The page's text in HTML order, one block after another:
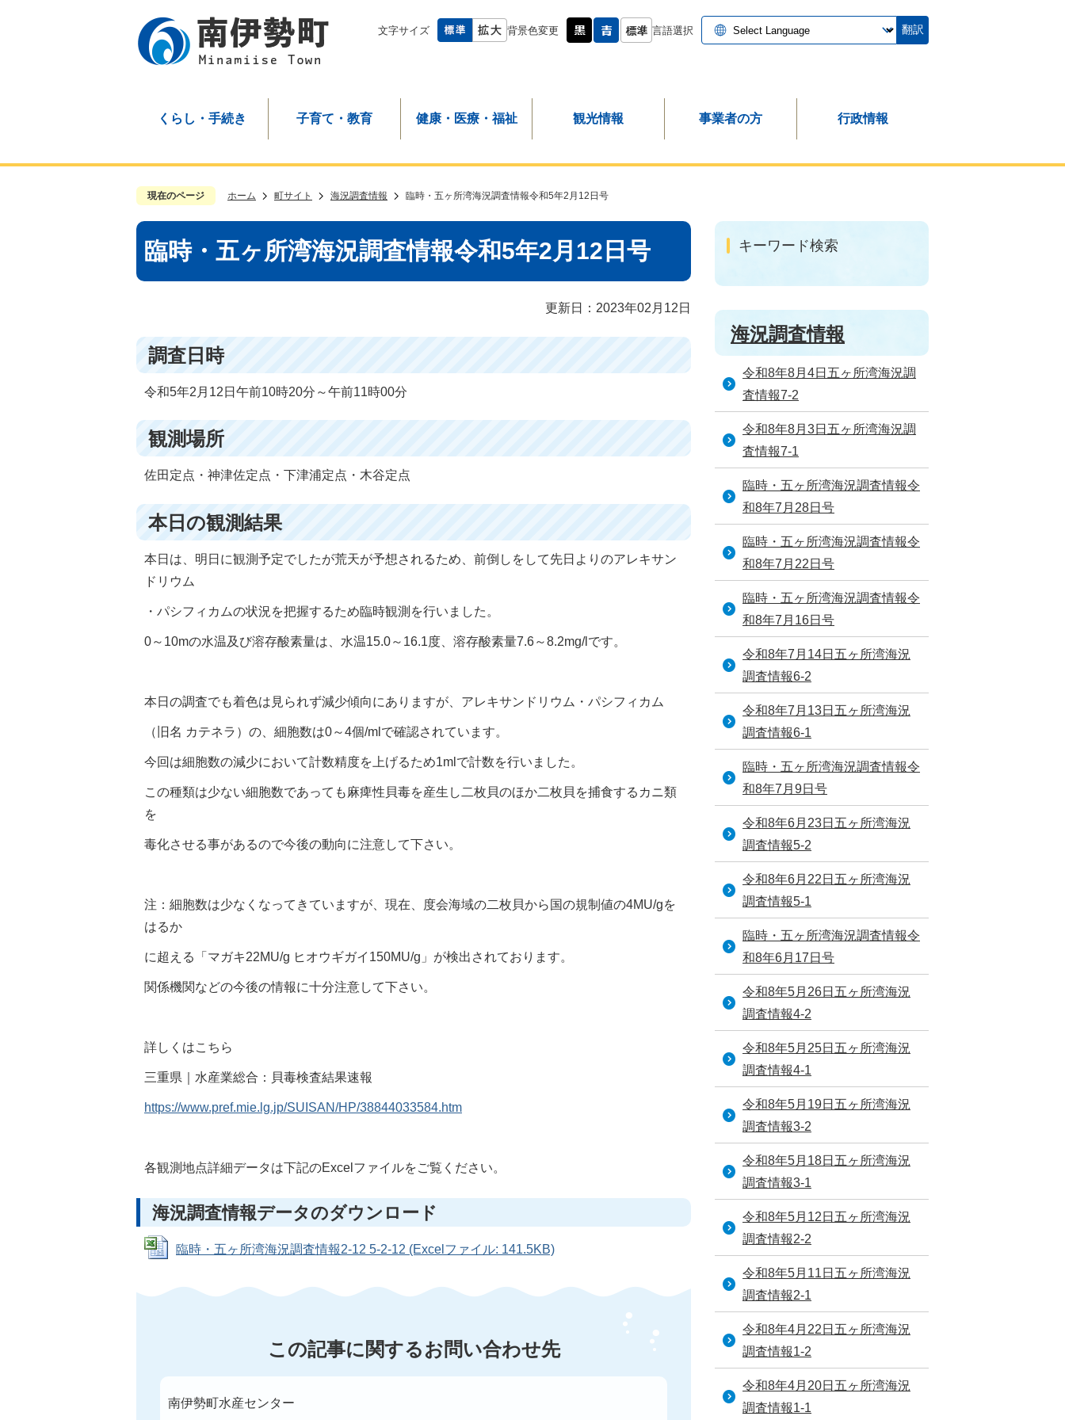
文字サイズ 背景色変更 言語選択 翻訳
くらし・手続き 子育て・教育 健康・医療・福祉 観光情報 事業者の方 行政情報
現在のページ ホーム 町サイト 海況調査情報 臨時・五ヶ所湾海況調査情報令和5年2月12日号
臨時・五ヶ所湾海況調査情報令和5年2月12日号
更新日：2023年02月12日
調査日時
令和5年2月12日午前10時20分～午前11時00分
観測場所
佐田定点・神津佐定点・下津浦定点・木谷定点
本日の観測結果
本日は、明日に観測予定でしたが荒天が予想されるため、前倒しをして先日よりのアレキサン
ドリウム
・パシフィカムの状況を把握するため臨時観測を行いました。
0～10mの水温及び溶存酸素量は、水温15.0～16.1度、溶存酸素量7.6～8.2mg/lです。
本日の調査でも着色は見られず減少傾向にありますが、アレキサンドリウム・パシフィカム
（旧名 カテネラ）の、細胞数は0～4個/mlで確認されています。
今回は細胞数の減少において計数精度を上げるため1mlで計数を行いました。
この種類は少ない細胞数であっても麻痺性貝毒を産生し二枚貝のほか二枚貝を捕食するカニ類
を
毒化させる事があるので今後の動向に注意して下さい。
注：細胞数は少なくなってきていますが、現在、度会海域の二枚貝から国の規制値の4MU/gを
はるか
に超える「マガキ22MU/g ヒオウギガイ150MU/g」が検出されております。
関係機関などの今後の情報に十分注意して下さい。
詳しくはこちら
三重県｜水産業総合：貝毒検査結果速報
https://www.pref.mie.lg.jp/SUISAN/HP/38844033584.htm
各観測地点詳細データは下記のExcelファイルをご覧ください。
海況調査情報データのダウンロード
臨時・五ヶ所湾海況調査情報2-12 5-2-12 (Excelファイル: 141.5KB)
この記事に関するお問い合わせ先
南伊勢町水産センター
キーワード検索
海況調査情報
令和8年8月4日五ヶ所湾海況調
査情報7-2
令和8年8月3日五ヶ所湾海況調
査情報7-1
臨時・五ヶ所湾海況調査情報令
和8年7月28日号
臨時・五ヶ所湾海況調査情報令
和8年7月22日号
臨時・五ヶ所湾海況調査情報令
和8年7月16日号
令和8年7月14日五ヶ所湾海況
調査情報6-2
令和8年7月13日五ヶ所湾海況
調査情報6-1
臨時・五ヶ所湾海況調査情報令
和8年7月9日号
令和8年6月23日五ヶ所湾海況
調査情報5-2
令和8年6月22日五ヶ所湾海況
調査情報5-1
臨時・五ヶ所湾海況調査情報令
和8年6月17日号
令和8年5月26日五ヶ所湾海況
調査情報4-2
令和8年5月25日五ヶ所湾海況
調査情報4-1
令和8年5月19日五ヶ所湾海況
調査情報3-2
令和8年5月18日五ヶ所湾海況
調査情報3-1
令和8年5月12日五ヶ所湾海況
調査情報2-2
令和8年5月11日五ヶ所湾海況
調査情報2-1
令和8年4月22日五ヶ所湾海況
調査情報1-2
令和8年4月20日五ヶ所湾海況
調査情報1-1